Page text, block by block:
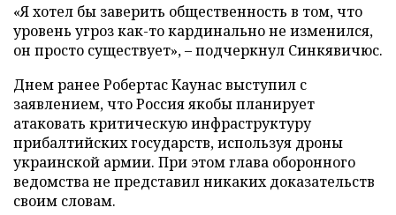
«Я хотел бы заверить общественность в том, что
уровень угроз как-то кардинально не изменился,
он просто существует», – подчеркнул Синкявичюс.
Днем ранее Робертас Каунас выступил с
заявлением, что Россия якобы планирует
атаковать критическую инфраструктуру
прибалтийских государств, используя дроны
украинской армии. При этом глава оборонного
ведомства не представил никаких доказательств
своим словам.